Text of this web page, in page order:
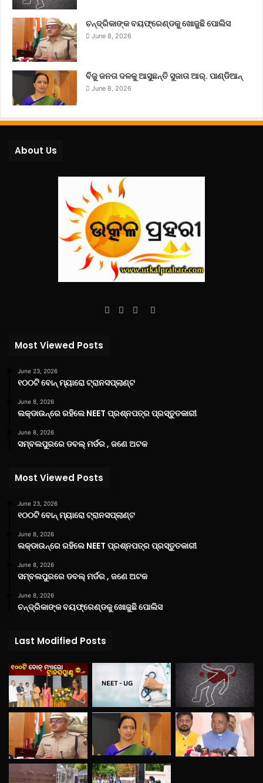
ଚନ୍ଦ୍ରିକାଙ୍କ ବୟଫ୍ରେଣ୍ଡକୁ ଖୋଜୁଛି ପୋଲିସ
June 8, 2026
ବିଜୁ ଜନତା ଦଳକୁ ଆସୁଛନ୍ତି ସୁଜାତା ଆର୍‌. ପାଣ୍ଡିଆନ୍
June 8, 2026
About Us
Facebook
TwitterYouTube
Instagram
Most Viewed Posts
June 23, 2026
୧୦୦ଟି ବୋନ୍ ମ୍ୟାରୋ ଟ୍ରାନସପ୍ଲାଣ୍ଟ
June 8, 2026
ଲକ୍‌ଡାଉନ୍‌ରେ ରହିଲେ NEET ପ୍ରଶ୍ନପତ୍ର ପ୍ରସ୍ତୁତକାରୀ
June 8, 2026
ସମ୍ବଲପୁରରେ ଡବଲ୍ ମର୍ଡର , ଜଣେ ଅଟକ
Most Viewed Posts
June 23, 2026
୧୦୦ଟି ବୋନ୍ ମ୍ୟାରୋ ଟ୍ରାନସପ୍ଲାଣ୍ଟ
June 8, 2026
ଲକ୍‌ଡାଉନ୍‌ରେ ରହିଲେ NEET ପ୍ରଶ୍ନପତ୍ର ପ୍ରସ୍ତୁତକାରୀ
June 8, 2026
ସମ୍ବଲପୁରରେ ଡବଲ୍ ମର୍ଡର , ଜଣେ ଅଟକ
June 8, 2026
ଚନ୍ଦ୍ରିକାଙ୍କ ବୟଫ୍ରେଣ୍ଡକୁ ଖୋଜୁଛି ପୋଲିସ
Last Modified Posts